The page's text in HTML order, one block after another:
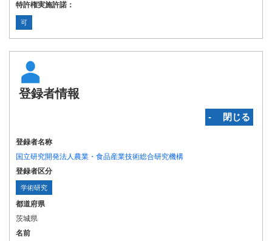
特許権実施許諾：
可
登録者情報
‐ 閉じる
登録者名称
国立研究開発法人農業・食品産業技術総合研究機構
登録者区分
学術研究
都道府県
茨城県
名前